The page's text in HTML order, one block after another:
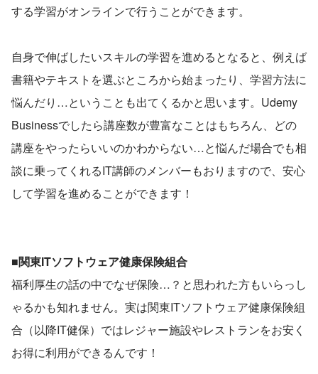
する学習がオンラインで行うことができます。
自身で伸ばしたいスキルの学習を進めるとなると、例えば
書籍やテキストを選ぶところから始まったり、学習方法に
悩んだり…ということも出てくるかと思います。Udemy
Businessでしたら講座数が豊富なことはもちろん、どの
講座をやったらいいのかわからない…と悩んだ場合でも相
談に乗ってくれるIT講師のメンバーもおりますので、安心
して学習を進めることができます！
■関東ITソフトウェア健康保険組合
福利厚生の話の中でなぜ保険…？と思われた方もいらっし
ゃるかも知れません。実は関東ITソフトウェア健康保険組
合（以降IT健保）ではレジャー施設やレストランをお安く
お得に利用ができるんです！